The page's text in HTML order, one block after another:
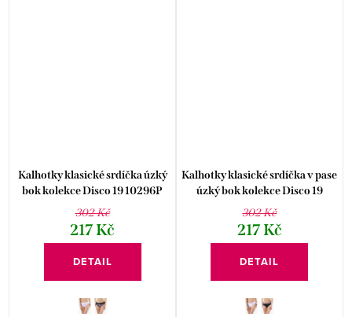
Kalhotky klasické srdíčka úzký
bok kolekce Disco 19 10296P
302 Kč
217 Kč
DETAIL
Kalhotky klasické srdíčka v pase
úzký bok kolekce Disco 19
10297P
302 Kč
217 Kč
DETAIL